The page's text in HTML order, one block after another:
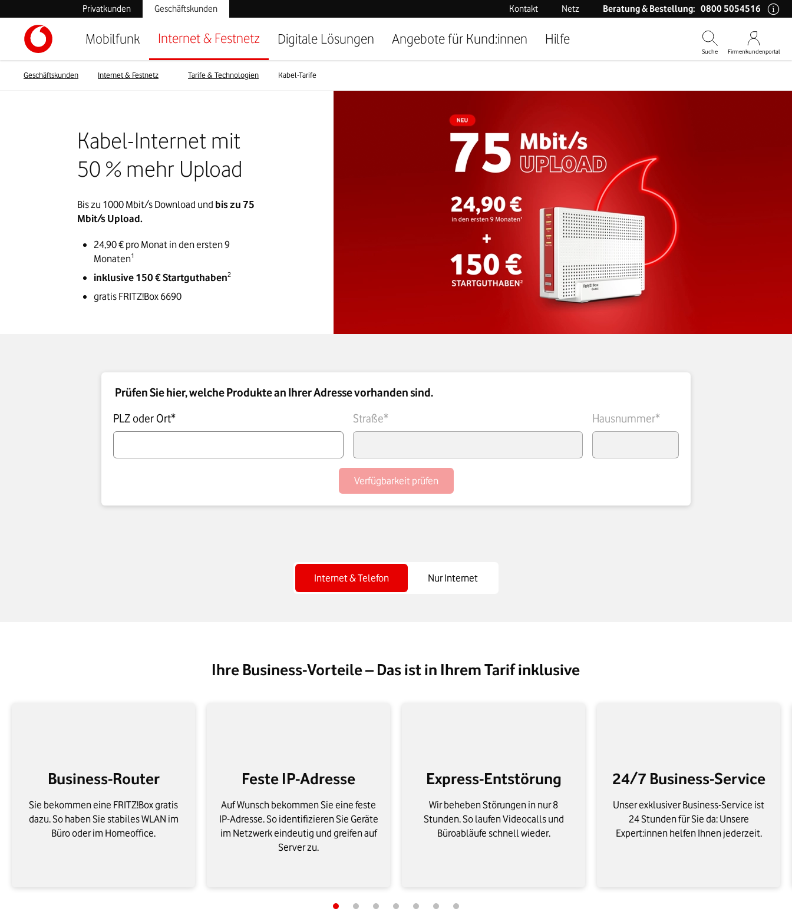
Mobilfunk Internet & Festnetz Digitale Lösungen Angebote für Kund:innen Hilfe
Suche Firmenkundenportal
Privatkunden Geschäftskunden Kontakt Netz Beratung & Bestellung: 0800 5054516
Geschäftskunden Internet & Festnetz Tarife & Technologien Kabel-Tarife
Kabel-Internet mit
50 % mehr Upload
Bis zu 1000 Mbit/s Download und bis zu 75
Mbit/s Upload.
24,90 € pro Monat in den ersten 9
Monaten1
inklusive 150 € Startguthaben2
gratis FRITZ!Box 6690
Prüfen Sie hier, welche Produkte an Ihrer Adresse vorhanden sind.
PLZ oder Ort*
Straße* Hausnummer*
Verfügbarkeit prüfen
Internet & Telefon Nur Internet
Ihre Business-Vorteile – Das ist in Ihrem Tarif inklusive
Business-Router
Sie bekommen eine FRITZ!Box gratis
dazu. So haben Sie stabiles WLAN im
Büro oder im Homeoffice.
Feste IP-Adresse
Auf Wunsch bekommen Sie eine feste
IP-Adresse. So identifizieren Sie Geräte
im Netzwerk eindeutig und greifen auf
Server zu.
Express-Entstörung
Wir beheben Störungen in nur 8
Stunden. So laufen Videocalls und
Büroabläufe schnell wieder.
24/7 Business-Service
Unser exklusiver Business-Service ist
24 Stunden für Sie da: Unsere
Expert:innen helfen Ihnen jederzeit.